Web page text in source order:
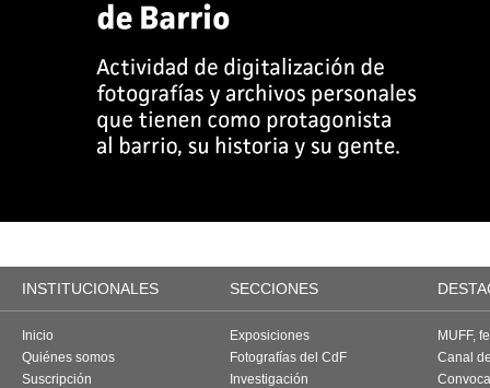
INSTITUCIONALES SECCIONES
Inicio
Quiénes somos
Suscripción
Exposiciones
Fotografías del CdF
Investigación
MUFF,
Canal